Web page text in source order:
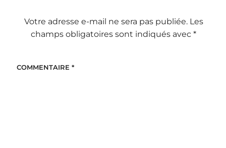
Votre adresse e-mail ne sera pas publiée. Les
champs obligatoires sont indiqués avec*
COMMENTAIRE *